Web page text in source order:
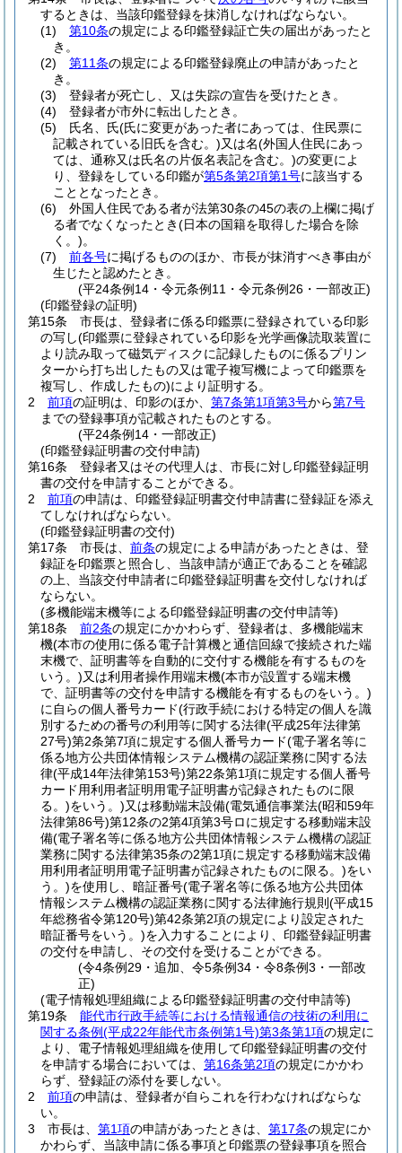
するときは、当該印鑑登録を抹消しなければならない。
(1)
第10条の規定による印鑑登録証亡失の届出があったと
き。
(2)
第11条の規定による印鑑登録廃止の申請があったと
き。
(3)
登録者が死亡し、又は失踪の宣告を受けたとき。
(4)
登録者が市外に転出したとき。
(5)
氏名、氏(氏に変更があった者にあっては、住民票に
記載されている旧氏を含む。)又は名(外国人住民にあっ
ては、通称又は氏名の片仮名表記を含む。)の変更によ
り、登録をしている印鑑が第5条第2項第1号に該当する
こととなったとき。
(6)
外国人住民である者が法第30条の45の表の上欄に掲げ
る者でなくなったとき(日本の国籍を取得した場合を除
く。)。
(7)
前各号に掲げるもののほか、市長が抹消すべき事由が
生じたと認めたとき。
(平24条例14・令元条例11・令元条例26・一部改正)
(印鑑登録の証明)
第15条
市長は、登録者に係る印鑑票に登録されている印影
の写し(印鑑票に登録されている印影を光学画像読取装置に
より読み取って磁気ディスクに記録したものに係るプリン
ターから打ち出したもの又は電子複写機によって印鑑票を
複写し、作成したもの)により証明する。
2
前項の証明は、印影のほか、 第7条第1項第3号から第7号
までの登録事項が記載されたものとする。
(平24条例14・一部改正)
(印鑑登録証明書の交付申請)
第16条
登録者又はその代理人は、市長に対し印鑑登録証明
書の交付を申請することができる。
2
前項の申請は、印鑑登録証明書交付申請書に登録証を添え
てしなければならない。
(印鑑登録証明書の交付)
第17条
市長は、 前条の規定による申請があったときは、登
録証を印鑑票と照合し、当該申請が適正であることを確認
の上、当該交付申請者に印鑑登録証明書を交付しなければ
ならない。
(多機能端末機等による印鑑登録証明書の交付申請等)
第18条
前2条の規定にかかわらず、登録者は、多機能端末
機(本市の使用に係る電子計算機と通信回線で接続された端
末機で、証明書等を自動的に交付する機能を有するものを
いう。)又は利用者操作用端末機(本市が設置する端末機
で、証明書等の交付を申請する機能を有するものをいう。)
に自らの個人番号カード(行政手続における特定の個人を識
別するための番号の利用等に関する法律(平成25年法律第
27号)第2条第7項に規定する個人番号カード(電子署名等に
係る地方公共団体情報システム機構の認証業務に関する法
律(平成14年法律第153号)第22条第1項に規定する個人番号
カード用利用者証明用電子証明書が記録されたものに限
る。)をいう。)又は移動端末設備(電気通信事業法(昭和59年
法律第86号)第12条の2第4項第3号ロに規定する移動端末設
備(電子署名等に係る地方公共団体情報システム機構の認証
業務に関する法律第35条の2第1項に規定する移動端末設備
用利用者証明用電子証明書が記録されたものに限る。)をい
う。)を使用し、暗証番号(電子署名等に係る地方公共団体
情報システム機構の認証業務に関する法律施行規則 (平成15
年総務省令第120号)第42条第2項の規定により設定された
暗証番号をいう。)を入力することにより、印鑑登録証明書
の交付を申請し、その交付を受けることができる。
(令4条例29・追加、令5条例34・令8条例3・一部改
正)
(電子情報処理組織による印鑑登録証明書の交付申請等)
第19条
能代市行政手続等における情報通信の技術の利用に
関する条例(平成22年能代市条例第1号)第3条第1項の規定に
より、電子情報処理組織を使用して印鑑登録証明書の交付
を申請する場合においては、 第16条第2項の規定にかかわ
らず、登録証の添付を要しない。
2
前項の申請は、登録者が自らこれを行わなければならな
い。
3
市長は、 第1項の申請があったときは、 第17条の規定にか
かわらず、当該申請に係る事項と印鑑票の登録事項を照合